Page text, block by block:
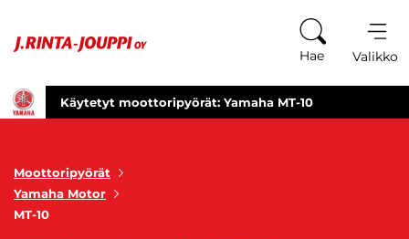
Hae Valikko
Käytetyt moottoripyörät: Yamaha MT-10
Moottoripyörät
Yamaha Motor
MT-10